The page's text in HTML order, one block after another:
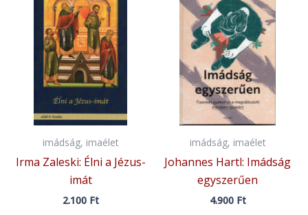
imádság, imaélet
Irma Zaleski: Élni a Jézus-
imát
2.100 Ft
imádság, imaélet
Johannes Hartl: Imádság
egyszerűen
4.900 Ft